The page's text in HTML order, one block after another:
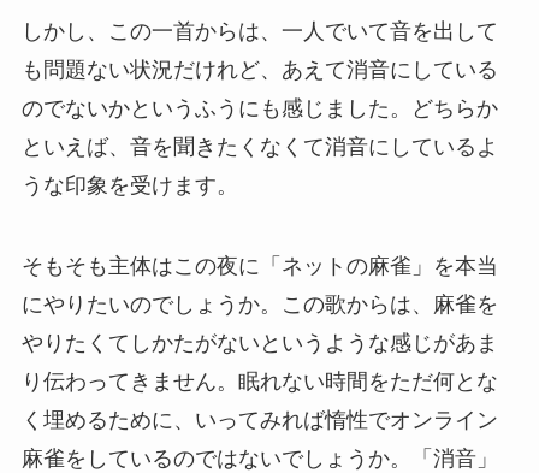
しかし、この一首からは、一人でいて音を出して
も問題ない状況だけれど、あえて消音にしている
のでないかというふうにも感じました。どちらか
といえば、音を聞きたくなくて消音にしているよ
うな印象を受けます。
そもそも主体はこの夜に「ネットの麻雀」を本当
にやりたいのでしょうか。この歌からは、麻雀を
やりたくてしかたがないというような感じがあま
り伝わってきません。眠れない時間をただ何とな
く埋めるために、いってみれば惰性でオンライン
麻雀をしているのではないでしょうか。「消音」